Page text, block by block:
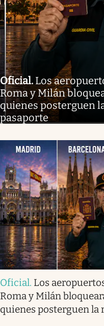
Oficial. Los
Roma y Milán
quienes posterguen
pasaporte
Oficial. Los
Roma y Milán
quienes posterguen la